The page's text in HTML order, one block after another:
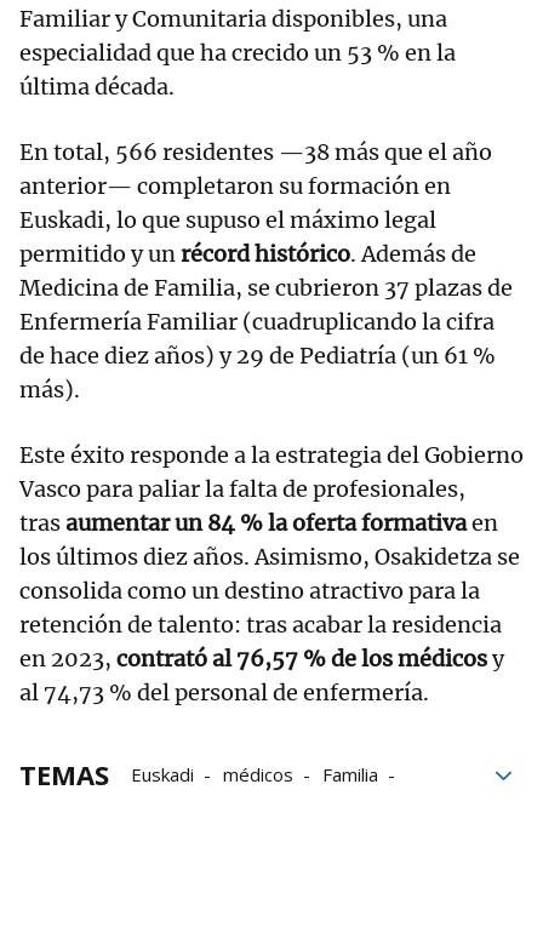
Familiar y Comunitaria disponibles, una
especialidad que ha crecido un 53 % en la
última década.
En total, 566 residentes —38 más que el año
anterior— completaron su formación en
Euskadi, lo que supuso el máximo legal
permitido y unrécord histórico. Además de
Medicina de Familia, se cubrieron 37 plazas de
Enfermería Familiar (cuadruplicando la cifra
de hace diez años) y 29 de Pediatría (un 61 %
más).
Este éxito responde a la estrategia del Gobierno
Vasco para paliar la falta de profesionales,
trasaumentar un 84 % la oferta formativaen
los últimos diez años. Asimismo, Osakidetza se
consolida como un destino atractivo para la
retención de talento: tras acabar la residencia
en 2023, contrató al 76,57 % de los médicosy
al 74,73 % del personal de enfermería.
TEMAS Euskadi médicos
Familia